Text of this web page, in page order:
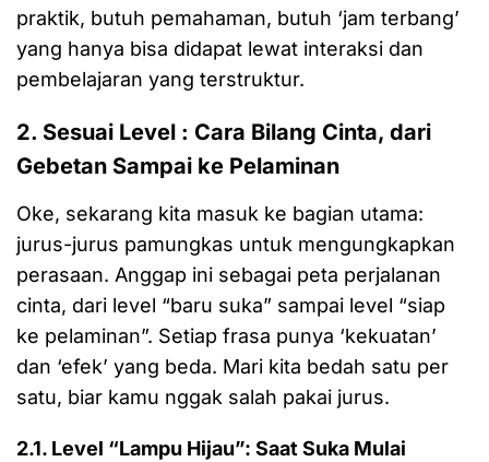
praktik, butuh pemahaman, butuh ‘jam terbang’
yang hanya bisa didapat lewat interaksi dan
pembelajaran yang terstruktur.
2. Sesuai Level : Cara Bilang Cinta, dari
Gebetan Sampai ke Pelaminan
Oke, sekarang kita masuk ke bagian utama:
jurus-jurus pamungkas untuk mengungkapkan
perasaan. Anggap ini sebagai peta perjalanan
cinta, dari level “baru suka” sampai level “siap
ke pelaminan”. Setiap frasa punya ‘kekuatan’
dan ‘efek’ yang beda. Mari kita bedah satu per
satu, biar kamu nggak salah pakai jurus.
2.1. Level “Lampu Hijau”: Saat Suka Mulai